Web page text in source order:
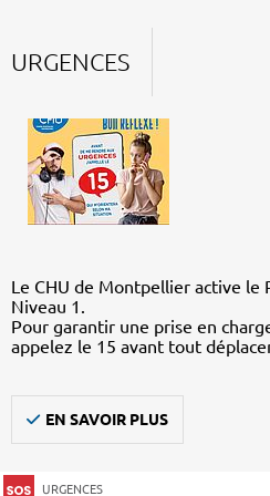
URGENCES
Le CHU de Montpellier active le
Niveau 1.
Pour garantir une prise en
appelez le 15 avant tout
EN SAVOIR PLUS
URGENCES